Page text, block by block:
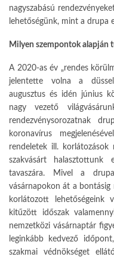
nagyszabású
lehetőségünk, mint a drupa
Milyen szempontok alapján
A 2020-as év „rendes
jelentette volna a
augusztus és idén június
nagy vezető
rendezvénysorozatnak
koronavírus
rendeletek ill.
szakvásárt
tavaszára. Mivel a
vásárnapokon át a bontásig
korlátozott
kitűzött időszak
nemzetközi vásárnaptár
leginkább kedvező
szakmai védnökséget